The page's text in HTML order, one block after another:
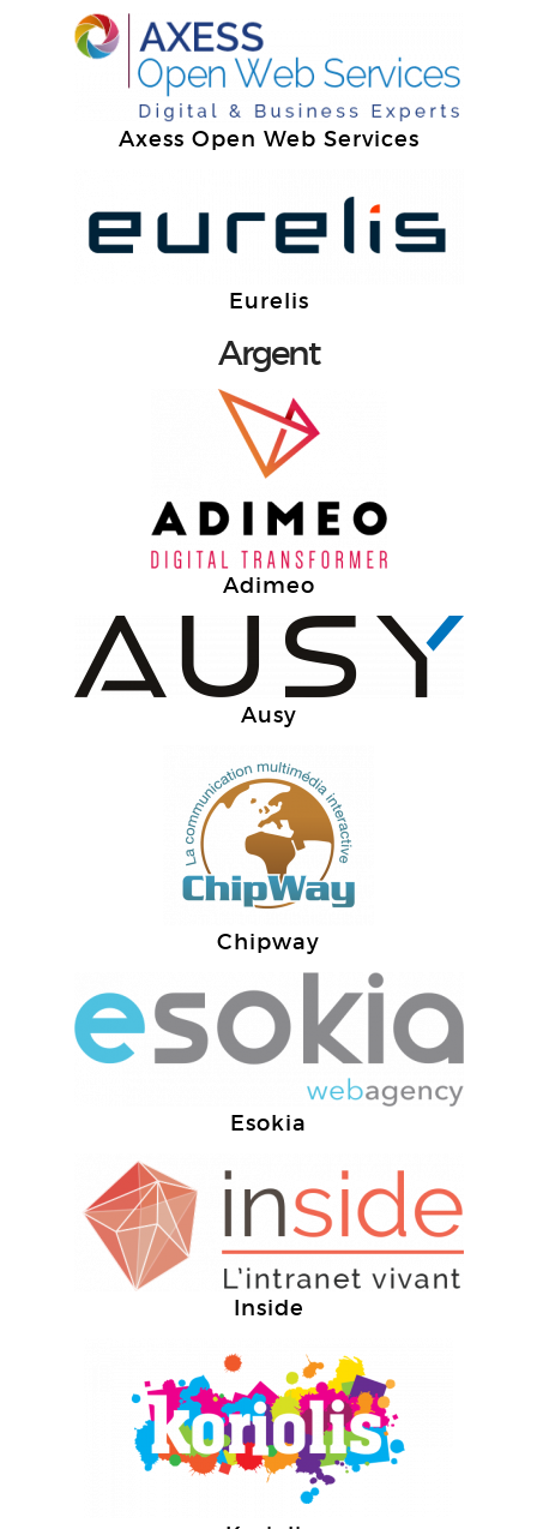
Axess Open Web Services
Eurelis
Argent
Adimeo
Ausy
Chipway
Esokia
Inside